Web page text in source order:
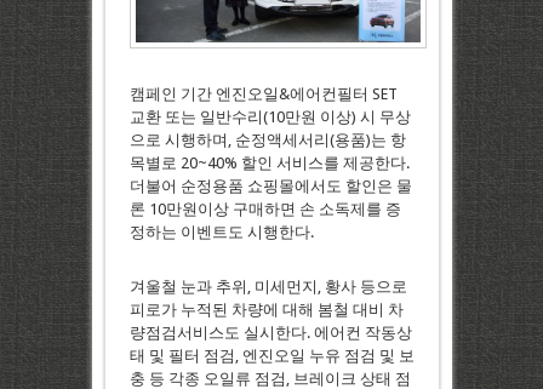
캠페인 기간 엔진오일&에어컨필터 SET
교환 또는 일반수리(10만원 이상) 시 무상
으로 시행하며, 순정액세서리(용품)는 항
목별로 20~40% 할인 서비스를 제공한다.
더불어 순정용품 쇼핑몰에서도 할인은 물
론 10만원이상 구매하면 손 소독제를 증
정하는 이벤트도 시행한다.
겨울철 눈과 추위, 미세먼지, 황사 등으로
피로가 누적된 차량에 대해 봄철 대비 차
량점검서비스도 실시한다. 에어컨 작동상
태 및 필터 점검, 엔진오일 누유 점검 및 보
충 등 각종 오일류 점검, 브레이크 상태 점